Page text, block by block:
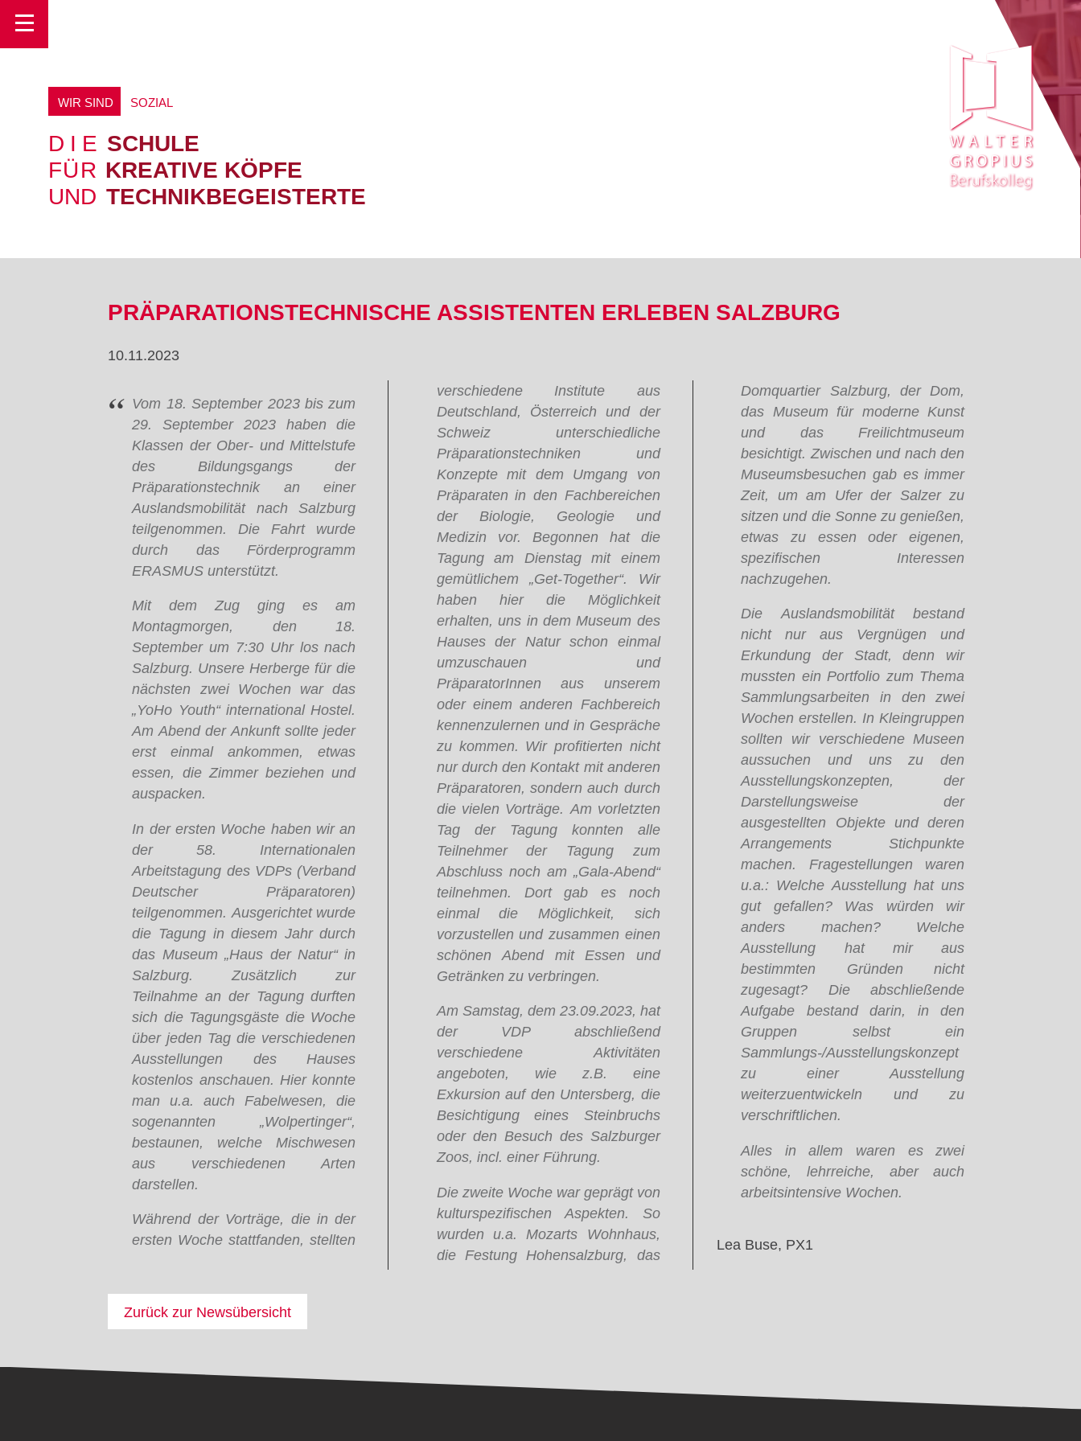
WIR SIND SOZ AL
DIE SCHULE
FÜR KREATIVE KÖPFE
UND TECHNIKBEGEISTERTE
PRÄPARATIONSTECHNISCHE ASSISTENTEN ERLEBEN SALZBURG
10.11.2023
Vom 18. September 2023 bis zum
29. September 2023 haben die
Klassen der Ober- und Mittelstufe
des Bildungsgangs der
Präparationstechnik an einer
Auslandsmobilität nach Salzburg
teilgenommen. Die Fahrt wurde
durch das Förderprogramm
ERASMUS unterstützt.
Mit dem Zug ging es am
Montagmorgen, den 18.
September um 7:30 Uhr los nach
Salzburg. Unsere Herberge für die
nächsten zwei Wochen war das
„YoHo Youth“ international Hostel.
Am Abend der Ankunft sollte jeder
erst einmal ankommen, etwas
essen, die Zimmer beziehen und
auspacken.
In der ersten Woche haben wir an
der 58. Internationalen
Arbeitstagung des VDPs (Verband
Deutscher Präparatoren)
teilgenommen. Ausgerichtet wurde
die Tagung in diesem Jahr durch
das Museum „Haus der Natur“ in
Salzburg. Zusätzlich zur
Teilnahme an der Tagung durften
sich die Tagungsgäste die Woche
über jeden Tag die verschiedenen
Ausstellungen des Hauses
kostenlos anschauen. Hier konnte
man u.a. auch Fabelwesen, die
sogenannten „Wolpertinger“,
bestaunen, welche Mischwesen
aus verschiedenen Arten
darstellen.
Während der Vorträge, die in der
ersten Woche stattfanden, stellten
verschiedene Institute aus
Deutschland, Österreich und der
Schweiz unterschiedliche
Präparationstechniken und
Konzepte mit dem Umgang von
Präparaten in den Fachbereichen
der Biologie, Geologie und
Medizin vor. Begonnen hat die
Tagung am Dienstag mit einem
gemütlichem „Get-Together“. Wir
haben hier die Möglichkeit
erhalten, uns in dem Museum des
Hauses der Natur schon einmal
umzuschauen und
PräparatorInnen aus unserem
oder einem anderen Fachbereich
kennenzulernen und in Gespräche
zu kommen. Wir profitierten nicht
nur durch den Kontakt mit anderen
Präparatoren, sondern auch durch
die vielen Vorträge. Am vorletzten
Tag der Tagung konnten alle
Teilnehmer der Tagung zum
Abschluss noch am „Gala-Abend“
teilnehmen. Dort gab es noch
einmal die Möglichkeit, sich
vorzustellen und zusammen einen
schönen Abend mit Essen und
Getränken zu verbringen.
Am Samstag, dem 23.09.2023, hat
der VDP abschließend
verschiedene Aktivitäten
angeboten, wie z.B. eine
Exkursion auf den Untersberg, die
Besichtigung eines Steinbruchs
oder den Besuch des Salzburger
Zoos, incl. einer Führung.
Die zweite Woche war geprägt von
kulturspezifischen Aspekten. So
wurden u.a. Mozarts Wohnhaus,
die Festung Hohensalzburg, das
Domquartier Salzburg, der Dom,
das Museum für moderne Kunst
und das Freilichtmuseum
besichtigt. Zwischen und nach den
Museumsbesuchen gab es immer
Zeit, um am Ufer der Salzer zu
sitzen und die Sonne zu genießen,
etwas zu essen oder eigenen,
spezifischen Interessen
nachzugehen.
Die Auslandsmobilität bestand
nicht nur aus Vergnügen und
Erkundung der Stadt, denn wir
mussten ein Portfolio zum Thema
Sammlungsarbeiten in den zwei
Wochen erstellen. In Kleingruppen
sollten wir verschiedene Museen
aussuchen und uns zu den
Ausstellungskonzepten, der
Darstellungsweise der
ausgestellten Objekte und deren
Arrangements Stichpunkte
machen. Fragestellungen waren
u.a.: Welche Ausstellung hat uns
gut gefallen? Was würden wir
anders machen? Welche
Ausstellung hat mir aus
bestimmten Gründen nicht
zugesagt? Die abschließende
Aufgabe bestand darin, in den
Gruppen selbst ein
Sammlungs-/Ausstellungskonzept
zu einer Ausstellung
weiterzuentwickeln und zu
verschriftlichen.
Alles in allem waren es zwei
schöne, lehrreiche, aber auch
arbeitsintensive Wochen.
Lea Buse, PX1
Zurück zur Newsübersicht